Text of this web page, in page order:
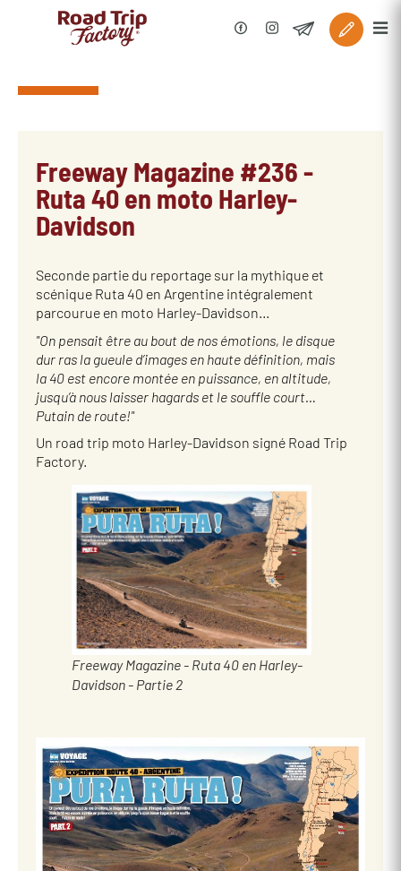
Freeway Magazine #236 -
Ruta 40 en moto Harley-
Davidson
Seconde partie du reportage sur la mythique et
scénique Ruta 40 en Argentine intégralement
parcourue en moto Harley-Davidson...
"On pensait être au bout de nos émotions, le disque
dur ras la gueule d’images en haute définition, mais
la 40 est encore montée en puissance, en altitude,
jusqu’à nous laisser hagards et le souffle court…
Putain de route!"
Un road trip moto Harley-Davidson signé Road Trip
Factory.
Freeway Magazine - Ruta 40 en Harley-
Davidson - Partie 2